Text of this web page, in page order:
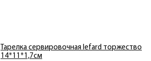
Тарелка сервировочная lefard торжество
14*11*1,7см